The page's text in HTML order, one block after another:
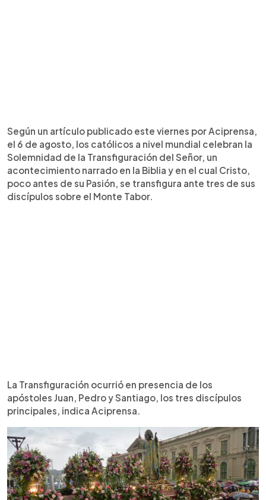
Según un artículo publicado este viernes por Aciprensa,
el 6 de agosto, los católicos a nivel mundial celebran la
Solemnidad de la Transfiguración del Señor, un
acontecimiento narrado en la Biblia y en el cual Cristo,
poco antes de su Pasión, se transfigura ante tres de sus
discípulos sobre el Monte Tabor.
La Transfiguración ocurrió en presencia de los
apóstoles Juan, Pedro y Santiago, los tres discípulos
principales, indica Aciprensa.